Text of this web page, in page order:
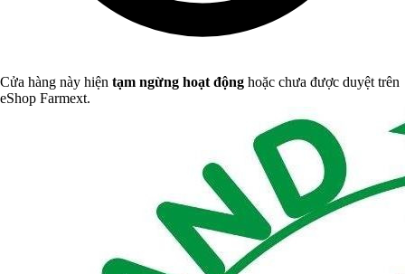
Cửa hàng này hiện tạm ngừng hoạt động hoặc chưa được duyệt trên
eShop Farmext.